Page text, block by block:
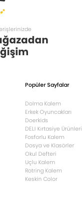
Popüler Sayfalar
Dolma Kalem
Erkek Oyuncakları
Doerkids
DELI Kırtasiye Ürünleri
Fosforlu Kalem
Dosya ve Klasörler
Okul Defteri
Uçlu Kalem
Rotring Kalem
Keskin Color